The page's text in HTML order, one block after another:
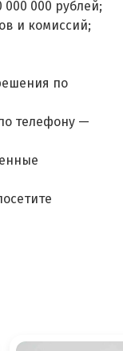
000 000 рублей;
и комиссий;
по
телефону —